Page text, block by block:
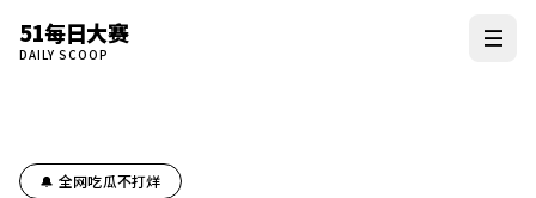
51每日大赛
DAILY SCOOP
🔔 全网吃瓜不打烊